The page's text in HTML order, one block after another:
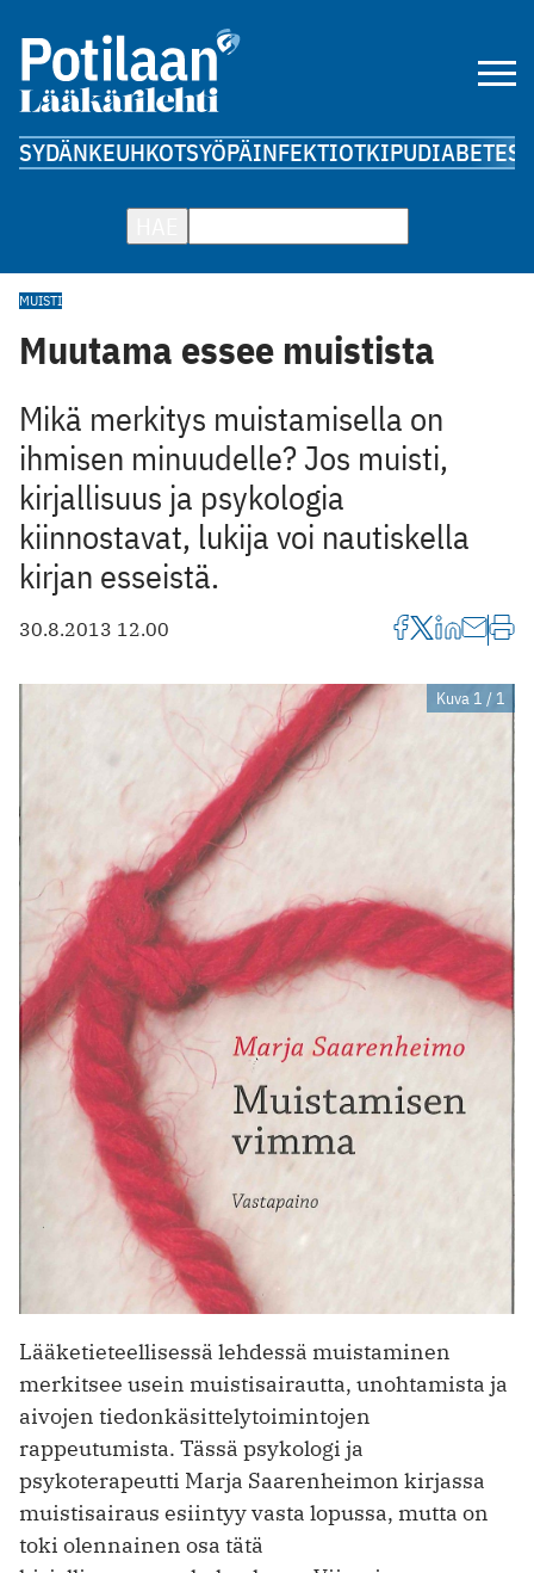
SYDÄNKEUHKOTSYÖPÄINFEKTIOTKIPUDIABETES
MUISTI
Muutama essee muistista
Mikä merkitys muistamisella on
ihmisen minuudelle? Jos muisti,
kirjallisuus ja psykologia
kiinnostavat, lukija voi nautiskella
kirjan esseistä.
30.8.2013 12.00
Kuva 1 / 1
Lääketieteellisessä lehdessä muistaminen
merkitsee usein muistisairautta, unohtamista ja
aivojen tiedonkäsittelytoimintojen
rappeutumista. Tässä psykologi ja
psykoterapeutti Marja Saarenheimon kirjassa
muistisairaus esiintyy vasta lopussa, mutta on
toki olennainen osa tätä